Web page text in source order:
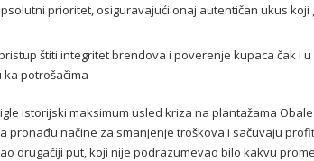
prioritet, osiguravajući onaj autentičan ukus
štiti integritet brendova i poverenje kupaca čak i
potrošačima
istorijski maksimum usled kriza na plantažama
pronađu načine za smanjenje troškova i sačuvaju
drugačiji put, koji nije podrazumevao bilo kakvu